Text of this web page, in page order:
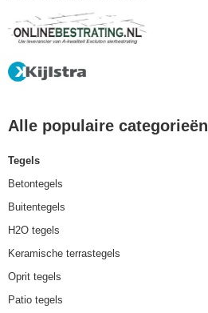
Alle populaire categorieën
Tegels
Betontegels
Buitentegels
H2O tegels
Keramische terrastegels
Oprit tegels
Patio tegels